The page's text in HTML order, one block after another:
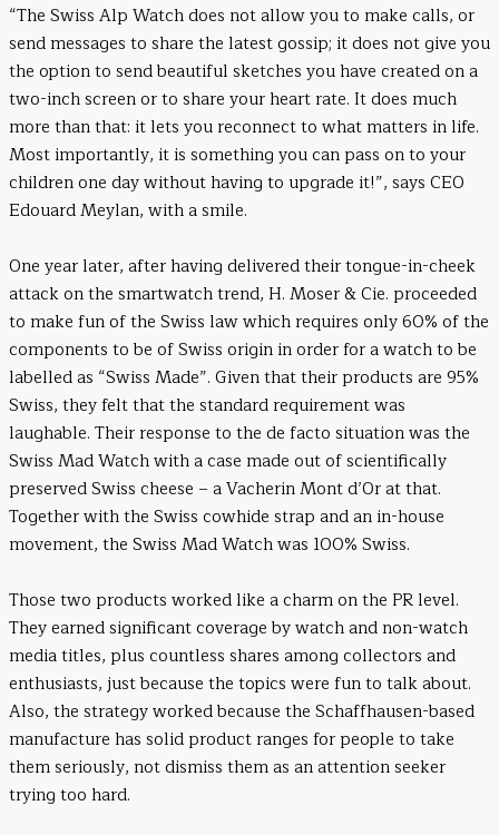
“The Swiss Alp Watch does not allow you to make calls, or
send messages to share the latest gossip; it does not give you
the option to send beautiful sketches you have created on a
two-inch screen or to share your heart rate. It does much
more than that: it lets you reconnect to what matters in life.
Most importantly, it is something you can pass on to your
children one day without having to upgrade it!”, says CEO
Edouard Meylan, with a smile.
One year later, after having delivered their tongue-in-cheek
attack on the smartwatch trend, H. Moser & Cie. proceeded
to make fun of the Swiss law which requires only 60% of the
components to be of Swiss origin in order for a watch to be
labelled as “Swiss Made”. Given that their products are 95%
Swiss, they felt that the standard requirement was
laughable. Their response to the de facto situation was the
Swiss Mad Watch with a case made out of scientifically
preserved Swiss cheese – a Vacherin Mont d’Or at that.
Together with the Swiss cowhide strap and an in-house
movement, the Swiss Mad Watch was 100% Swiss.
Those two products worked like a charm on the PR level.
They earned significant coverage by watch and non-watch
media titles, plus countless shares among collectors and
enthusiasts, just because the topics were fun to talk about.
Also, the strategy worked because the Schaffhausen-based
manufacture has solid product ranges for people to take
them seriously, not dismiss them as an attention seeker
trying too hard.